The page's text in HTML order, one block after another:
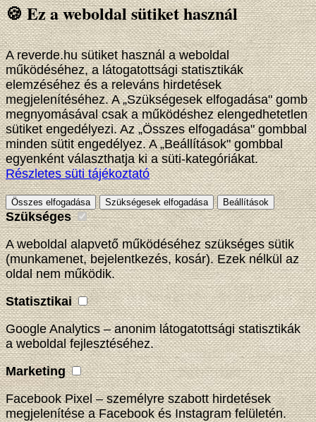
🍪 Ez a weboldal sütiket használ
A reverde.hu sütiket használ a weboldal
működéséhez, a látogatottsági statisztikák
elemzéséhez és a releváns hirdetések
megjelenítéséhez. A „Szükségesek elfogadása" gomb
megnyomásával csak a működéshez elengedhetetlen
sütiket engedélyezi. Az „Összes elfogadása" gombbal
minden sütit engedélyez. A „Beállítások" gombbal
egyenként választhatja ki a süti-kategóriákat.
Részletes süti tájékoztató
Összes elfogadása Szükségesek elfogadása Beállítások
Szükséges
A weboldal alapvető működéséhez szükséges sütik
(munkamenet, bejelentkezés, kosár). Ezek nélkül az
oldal nem működik.
Statisztikai
Google Analytics – anonim látogatottsági statisztikák
a weboldal fejlesztéséhez.
Marketing
Facebook Pixel – személyre szabott hirdetések
megjelenítése a Facebook és Instagram felületén.